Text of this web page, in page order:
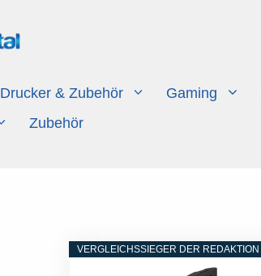
Drucker & Zubehör Gaming
Zubehör
VERGLEICHSSIEGER DER REDAKTION